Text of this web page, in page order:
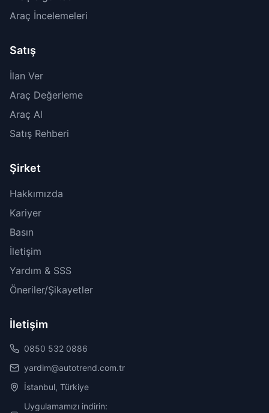
Araç İncelemeleri
Satış
İlan Ver
Araç Değerleme
Araç Al
Satış Rehberi
Şirket
Hakkımızda
Kariyer
Basın
İletişim
Yardım & SSS
Öneriler/Şikayetler
İletişim
0850 532 0886
yardim@autotrend.com.tr
İstanbul, Türkiye
Uygulamamızı indirin: